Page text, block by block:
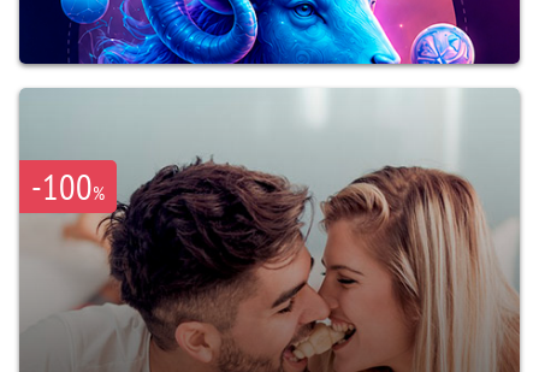
-100%